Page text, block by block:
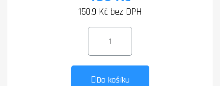
150.9 Kč bez DPH
Do košíku